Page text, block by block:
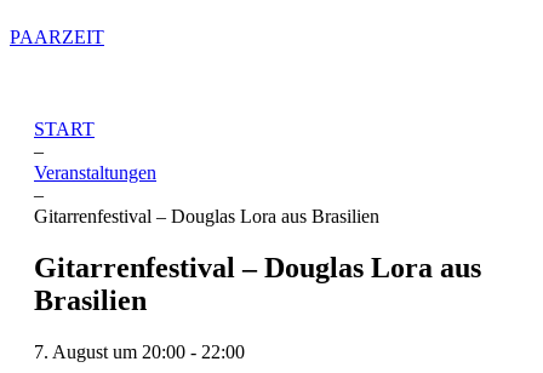
PAARZEIT
START
–
Veranstaltungen
–
Gitarrenfestival – Douglas Lora aus Brasilien
Gitarrenfestival – Douglas Lora aus
Brasilien
7. August um 20:00 - 22:00